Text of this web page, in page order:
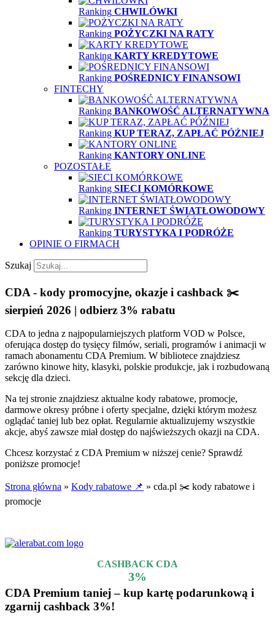
Ranking CHWILÓWKI
Ranking POŻYCZKI NA RATY
Ranking KARTY KREDYTOWE
Ranking POŚREDNICY FINANSOWI
FINTECHY
Ranking BANKOWOŚĆ ALTERNATYWNA
Ranking KUP TERAZ, ZAPŁAĆ PÓŹNIEJ
Ranking KANTORY ONLINE
POZOSTAŁE
Ranking SIECI KOMÓRKOWE
Ranking INTERNET ŚWIATŁOWODOWY
Ranking TURYSTYKA I PODRÓŻE
OPINIE O FIRMACH
Szukaj
CDA - kody promocyjne, okazje i cashback ✂️
sierpień 2026 | odbierz 3% rabatu
CDA to jedna z najpopularniejszych platform VOD w Polsce,
oferująca dostęp do tysięcy filmów, seriali, programów i animacji w
ramach abonamentu CDA Premium. W bibliotece znajdziesz
zarówno kinowe hity, klasyki, polskie produkcje, jak i rozbudowaną
sekcję dla dzieci.
Na tej stronie znajdziesz aktualne kody rabatowe, promocje,
darmowe okresy próbne i oferty specjalne, dzięki którym możesz
oglądać taniej lub bez opłat. Regularnie aktualizujemy wszystkie
akcje, abyś zawsze miał dostęp do najświeższych okazji na CDA.
Chcesz korzystać z CDA Premium w niższej cenie? Sprawdź
poniższe promocje!
Strona główna » Kody rabatowe 📌 » cda.pl ✂️ kody rabatowe i
promocje
CASHBACK CDA
3%
CDA Premium taniej – kup kartę podarunkową i
zgarnij cashback 3%!